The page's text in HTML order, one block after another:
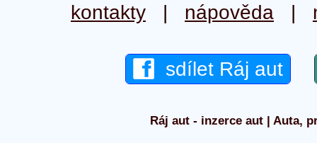
kontakty | nápověda |
sdílet Ráj aut
Ráj aut - inzerce aut | Auta,